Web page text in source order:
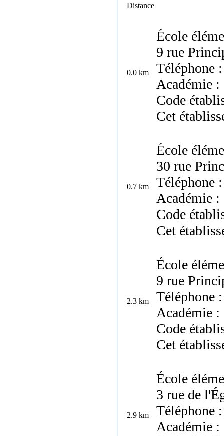
Distance
0.0 km
École
9 rue
Téléphone
Académie :
Code
Cet
0.7 km
École
30 rue
Téléphone
Académie :
Code
Cet
2.3 km
École
9 rue
Téléphone
Académie :
Code
Cet
2.9 km
École
3 rue de
Téléphone
Académie :